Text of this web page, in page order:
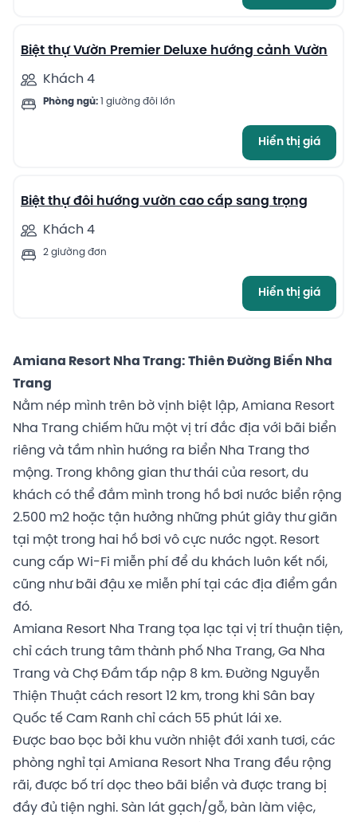
5
Biệt thự Vườn Premier Deluxe hướng cảnh Vườn
Khách 4
Phòng ngủ: 1 giường đôi lớn
Hiển thị giá
4
Biệt thự đôi hướng vườn cao cấp sang trọng
Khách 4
2 giường đơn
Hiển thị giá
Amiana Resort Nha Trang: Thiên Đường Biển Nha
Trang
Nằm nép mình trên bờ vịnh biệt lập, Amiana Resort
Nha Trang chiếm hữu một vị trí đắc địa với bãi biển
riêng và tầm nhìn hướng ra biển Nha Trang thơ
mộng. Trong không gian thư thái của resort, du
khách có thể đắm mình trong hồ bơi nước biển rộng
2.500 m2 hoặc tận hưởng những phút giây thư giãn
tại một trong hai hồ bơi vô cực nước ngọt. Resort
cung cấp Wi-Fi miễn phí để du khách luôn kết nối,
cũng như bãi đậu xe miễn phí tại các địa điểm gần
đó.
Amiana Resort Nha Trang tọa lạc tại vị trí thuận tiện,
chỉ cách trung tâm thành phố Nha Trang, Ga Nha
Trang và Chợ Đầm tấp nập 8 km. Đường Nguyễn
Thiện Thuật cách resort 12 km, trong khi Sân bay
Quốc tế Cam Ranh chỉ cách 55 phút lái xe.
Được bao bọc bởi khu vườn nhiệt đới xanh tươi, các
phòng nghỉ tại Amiana Resort Nha Trang đều rộng
rãi, được bố trí dọc theo bãi biển và được trang bị
đầy đủ tiện nghi. Sàn lát gạch/gỗ, bàn làm việc,